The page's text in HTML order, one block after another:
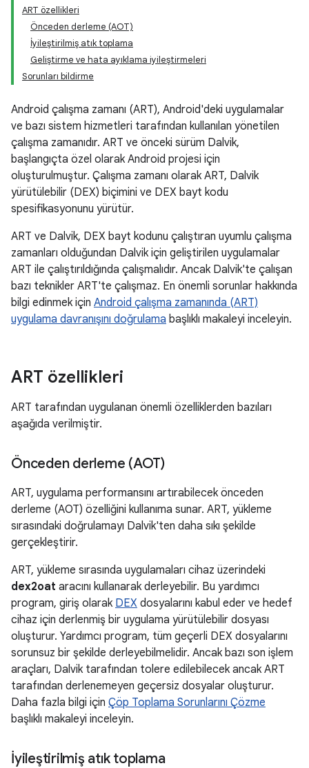
ART özellikleri
Önceden derleme (AOT)
İyileştirilmiş atık toplama
Geliştirme ve hata ayıklama iyileştirmeleri
Sorunları bildirme
Android çalışma zamanı (ART), Android'deki uygulamalar
ve bazı sistem hizmetleri tarafından kullanılan yönetilen
çalışma zamanıdır. ART ve önceki sürüm Dalvik,
başlangıçta özel olarak Android projesi için
oluşturulmuştur. Çalışma zamanı olarak ART, Dalvik
yürütülebilir (DEX) biçimini ve DEX bayt kodu
spesifikasyonunu yürütür.
ART ve Dalvik, DEX bayt kodunu çalıştıran uyumlu çalışma
zamanları olduğundan Dalvik için geliştirilen uygulamalar
ART ile çalıştırıldığında çalışmalıdır. Ancak Dalvik'te çalışan
bazı teknikler ART'te çalışmaz. En önemli sorunlar hakkında
bilgi edinmek için Android çalışma zamanında (ART)
uygulama davranışını doğrulama başlıklı makaleyi inceleyin.
ART özellikleri
ART tarafından uygulanan önemli özelliklerden bazıları
aşağıda verilmiştir.
Önceden derleme (AOT)
ART, uygulama performansını artırabilecek önceden
derleme (AOT) özelliğini kullanıma sunar. ART, yükleme
sırasındaki doğrulamayı Dalvik'ten daha sıkı şekilde
gerçekleştirir.
ART, yükleme sırasında uygulamaları cihaz üzerindeki
dex2oat aracını kullanarak derleyebilir. Bu yardımcı
program, giriş olarak DEX dosyalarını kabul eder ve hedef
cihaz için derlenmiş bir uygulama yürütülebilir dosyası
oluşturur. Yardımcı program, tüm geçerli DEX dosyalarını
sorunsuz bir şekilde derleyebilmelidir. Ancak bazı son işlem
araçları, Dalvik tarafından tolere edilebilecek ancak ART
tarafından derlenemeyen geçersiz dosyalar oluşturur.
Daha fazla bilgi için Çöp Toplama Sorunlarını Çözme
başlıklı makaleyi inceleyin.
İyileştirilmiş atık toplama